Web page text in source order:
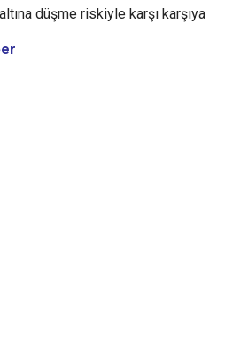
düşme riskiyle karşı karşıya